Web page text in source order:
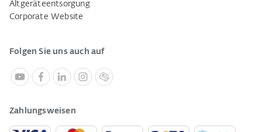
Altgeräteentsorgung
Corporate Website
Folgen Sie uns auch auf
Zahlungsweisen